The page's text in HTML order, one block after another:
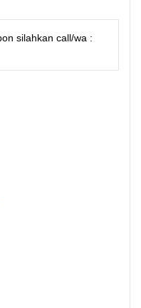
silahkan call/wa :